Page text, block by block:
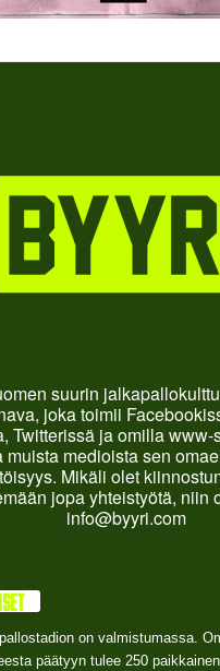
suurin
joka toimii
Twitterissä ja omilla
muista medioista sen
Mikäli olet
jopa yhteistyötä, niin
info@byyri.com
on valmistumassa.
päätyyn tulee 250